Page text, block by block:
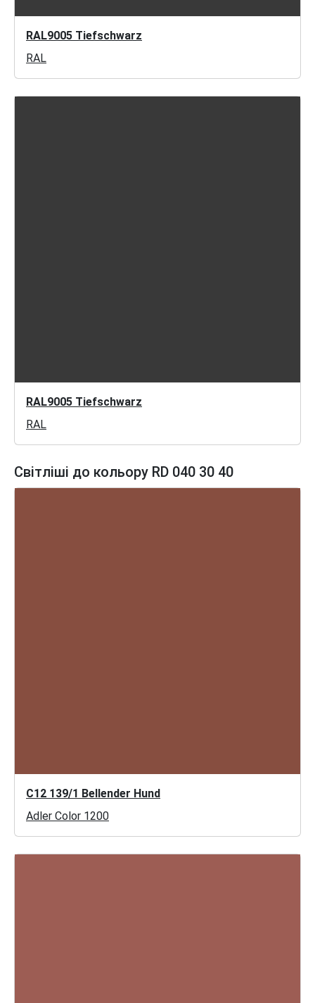
RAL9005 Tiefschwarz
RAL
RAL9005 Tiefschwarz
RAL
Світліші до кольору RD 040 30 40
C12 139/1 Bellender Hund
Adler Color 1200